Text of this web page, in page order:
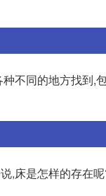
不同的地方找到,
,床是怎样的存在